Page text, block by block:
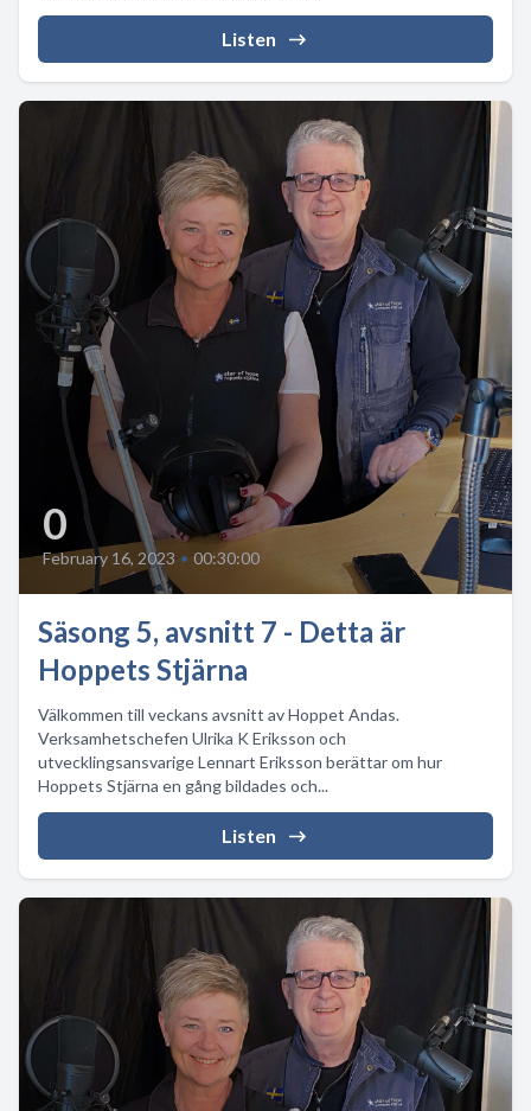
Listen
0
February 16, 2023 • 00:30:00
Säsong 5, avsnitt 7 - Detta är
Hoppets Stjärna
Välkommen till veckans avsnitt av Hoppet Andas.
Verksamhetschefen Ulrika K Eriksson och
utvecklingsansvarige Lennart Eriksson berättar om hur
Hoppets Stjärna en gång bildades och...
Listen